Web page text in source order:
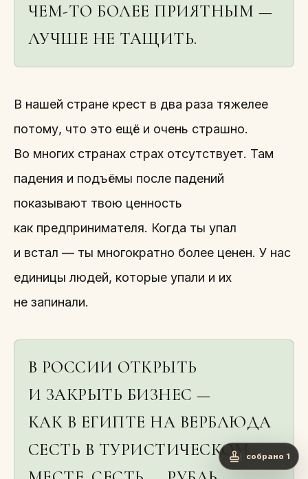
ЧЕМ-ТО БОЛЕЕ ПРИЯТНЫМ —
ЛУЧШЕ НЕ ТАЩИТЬ.
В нашей стране крест в два раза тяжелее
потому, что это ещё и очень страшно.
Во многих странах страх отсутствует. Там
падения и подъёмы после падений
показывают твою ценность
как предпринимателя. Когда ты упал
и встал — ты многократно более ценен. У нас
единицы людей, которые упали и их
не запинали.
В РОССИИ ОТКРЫТЬ
И ЗАКРЫТЬ БИЗНЕС —
КАК В ЕГИПТЕ НА ВЕРБЛЮДА
СЕСТЬ В ТУРИСТИЧЕСКОМсобрано 1